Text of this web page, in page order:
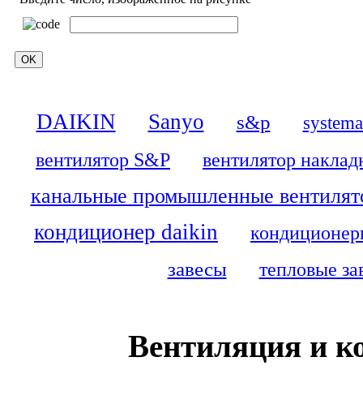
DAIKIN Sanyo s&p
вентилятор S&P
вентилятор
канальные промышленные
кондиционер daikin
завесы тепловые
Вентиляция и